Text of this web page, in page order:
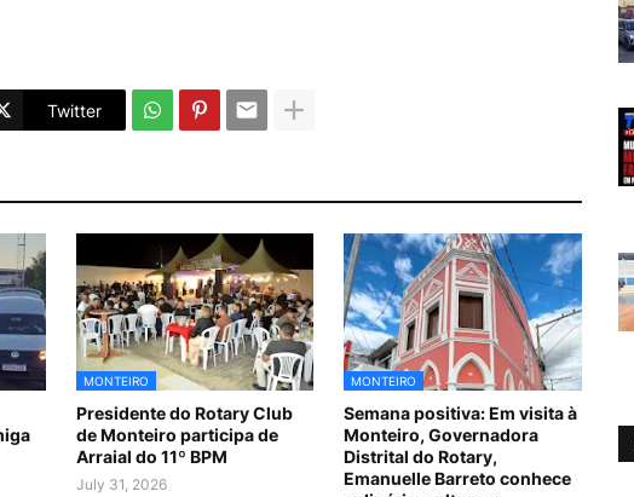
Twitter
MONTEIRO
Presidente do Rotary Club
de Monteiro participa de
Arraial do 11º BPM
July 31, 2026
MONTEIRO
Semana positiva: Em visita à
Monteiro, Governadora
Distrital do Rotary,
Emanuelle Barreto conhece